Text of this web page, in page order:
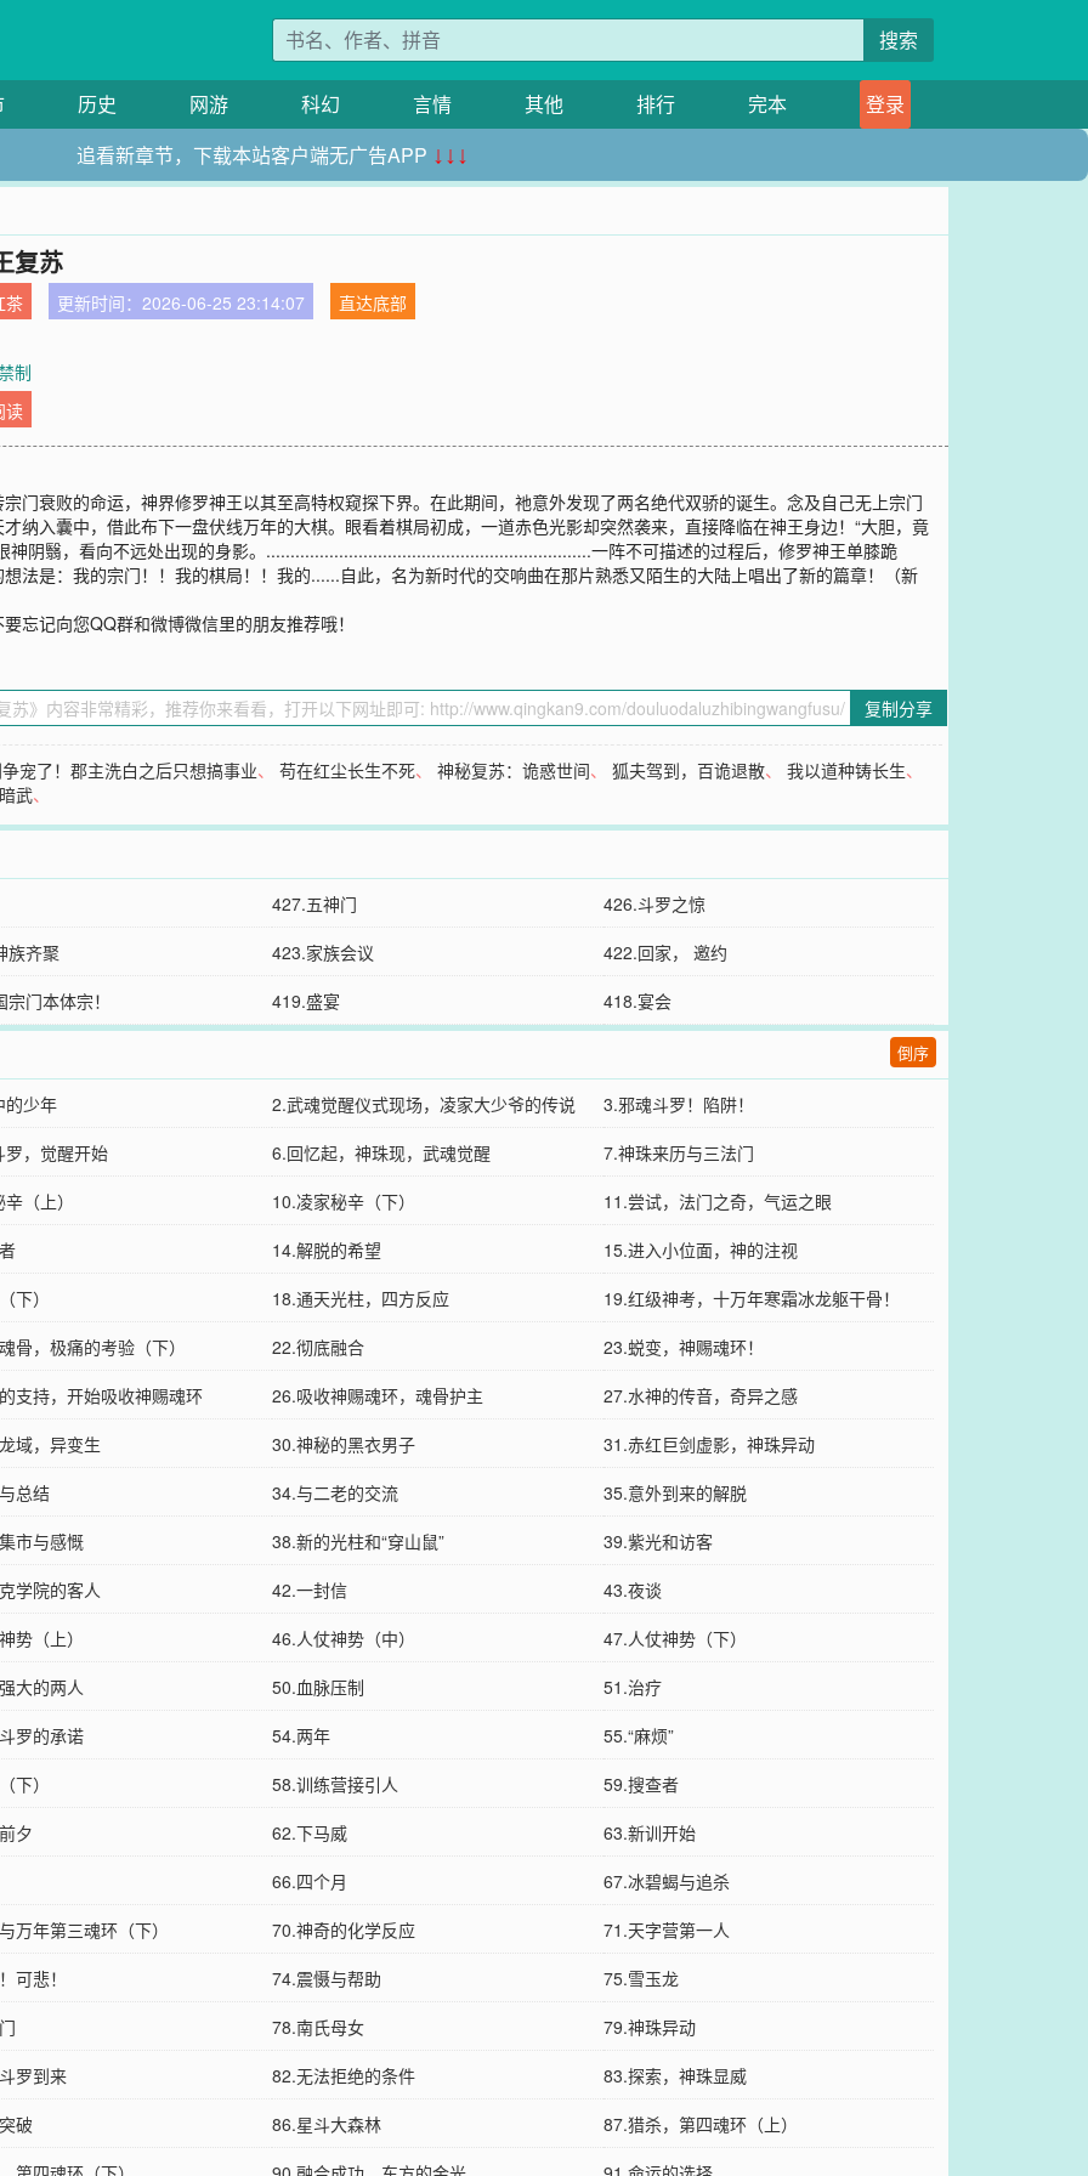
搜索
历史 网游 科幻 言情 其他 排行 完本
登录
追看新章节，下载本站客户端无广告APP ↓↓↓
复苏
茶 更新时间：2026-06-25 23:14:07 直达底部
制
读
门衰败的命运，神界修罗神王以其至高特权窥探下界。在此期间，祂意外发现了两名绝代双骄的诞生。念及自己无上宗门
纳入囊中，借此布下一盘伏线万年的大棋。眼看着棋局初成，一道赤色光影却突然袭来，直接降临在神王身边！“大胆，竟
神阴翳，看向不远处出现的身影。...................................................................一阵不可描述的过程后，修罗神王单膝跪
法是：我的宗门！！我的棋局！！我的......自此，名为新时代的交响曲在那片熟悉又陌生的大陆上唱出了新的篇章！（新
忘记向您QQ群和微博微信里的朋友推荐哦！
复制分享
宠了！郡主洗白之后只想搞事业、苟在红尘长生不死、神秘复苏：诡惑世间、狐夫驾到，百诡退散、我以道种铸长生、
武、
427.五神门
426.斗罗之惊
族齐聚
423.家族会议
422.回家， 邀约
门本体宗！
419.盛宴 418.宴会
倒序
的少年 2.武魂觉醒仪式现场，凌家大少爷的传说
3.邪魂斗罗！陷阱！
罗，觉醒开始
6.回忆起，神珠现，武魂觉醒
7.神珠来历与三法门
（上）
10.凌家秘辛（下）
11.尝试，法门之奇，气运之眼
14.解脱的希望
15.进入小位面，神的注视
下）
18.通天光柱，四方反应
19.红级神考，十万年寒霜冰龙躯干骨！
骨，极痛的考验（下）
22.彻底融合
23.蜕变，神赐魂环！
支持，开始吸收神赐魂环
26.吸收神赐魂环，魂骨护主
27.水神的传音，奇异之感
域，异变生
30.神秘的黑衣男子
31.赤红巨剑虚影，神珠异动
总结
34.与二老的交流
35.意外到来的解脱
市与感慨
38.新的光柱和“穿山鼠”
39.紫光和访客
学院的客人
42.一封信
43.夜谈
势（上）
46.人仗神势（中）
47.人仗神势（下）
大的两人
50.血脉压制
51.治疗
罗的承诺
54.两年
55.“麻烦”
下）
58.训练营接引人
59.搜查者
夕
62.下马威
63.新训开始
66.四个月
67.冰碧蝎与追杀
万年第三魂环（下）
70.神奇的化学反应
71.天字营第一人
可悲！
74.震慑与帮助
75.雪玉龙
78.南氏母女
79.神珠异动
罗到来
82.无法拒绝的条件
83.探索，神珠显威
破
86.星斗大森林
87.猎杀，第四魂环（上）